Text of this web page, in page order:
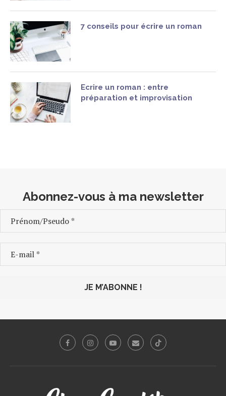
7 conseils pour écrire un roman
Ecrire un roman : entre
préparation et improvisation
Abonnez-vous à ma newsletter